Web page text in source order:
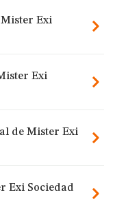
Exi
Exi
de Mister Exi
Exi Sociedad